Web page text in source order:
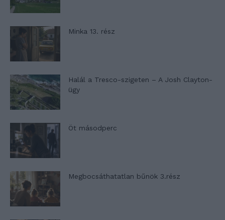
Minka 13. rész
Halál a Tresco-szigeten – A Josh Clayton-
ügy
Öt másodperc
Megbocsáthatatlan bűnök 3.rész